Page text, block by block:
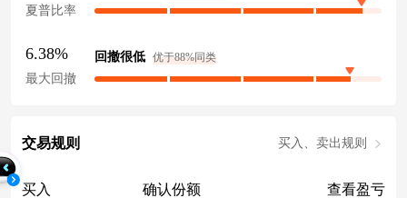
夏普比率
6.38%
最大回撤
回撤很低 优于88%同类
交易规则 买入、卖出规则
买入 确认份额 查看盈亏